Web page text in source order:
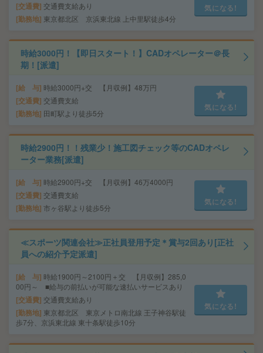
交通費 交通費支給あり
勤務地 東京都北区 京浜東北線 上中里駅徒歩4分
気になる!
時給3000円！【即日スタート！】CADオペレーター＠長
期！[派遣]
給 与 時給3000円+交 【月収例】48万円
交通費 交通費支給
勤務地 田町駅より徒歩5分
気になる!
時給2900円！！残業少！施工図チェック等のCADオペレ
ーター業務[派遣]
給 与 時給2900円+交 【月収例】46万4000円
交通費 交通費支給
勤務地 市ヶ谷駅より徒歩5分
気になる!
≪スポーツ関連会社≫正社員登用予定＊賞与2回あり[正社
員への紹介予定派遣]
給 与 時給1900円～2100円＋交 【月収例】285,0
00円～ ■給与の前払いが可能な速払いサービスあり
交通費 交通費支給あり
勤務地 東京都北区 東京メトロ南北線 王子神谷駅徒
歩7分、京浜東北線 東十条駅徒歩10分
気になる!